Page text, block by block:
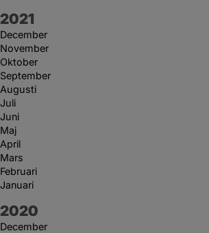
År:
2021
December
November
Oktober
September
Augusti
Juli
Juni
Maj
April
Mars
Februari
Januari
År:
2020
December